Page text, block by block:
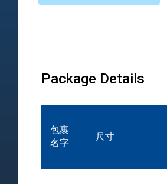
Package Details
包裹
名字
尺寸